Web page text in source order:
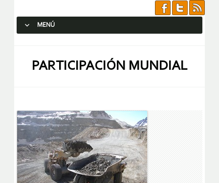
MENÚ
PARTICIPACIÓN MUNDIAL